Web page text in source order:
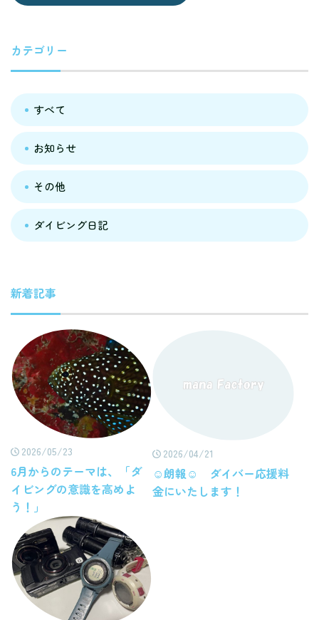
カテゴリー
すべて
お知らせ
その他
ダイビング日記
新着記事
2026/05/23
6月からのテーマは、「ダ
イビングの意識を高めよ
う！」
2026/04/21
☺朗報☺ ダイバー応援料
金にいたします！